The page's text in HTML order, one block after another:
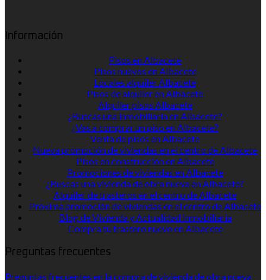
Información
Pisos en Albacete
Pisos nuevos en Albacete
Locales alquiler Albacete
Pisos de alquiler en Albacete
Alquiler pisos Albacete
¿Buscas una inmobiliaria en Albacete?
¿Vas a comprar un piso en Albacete?
Venta de pisos en Albacete
Nueva promoción de viviendas en el centro de Albacete
Pisos en construcción en Albacete
Promociones de viviendas en Albacete
¿Buscas una vivienda de obra nueva en Albacete?
Alquiler de trasteros en el centro de Albacete
Próxima promoción de viviendas en el centro de Albacete
Blog de Vivienda y Actualidad Inmobiliaria
Compra tu trastero nuevo en Albacete
Preguntas frecuentes
Preguntas frecuentes en la compra de vivienda de obra nueva